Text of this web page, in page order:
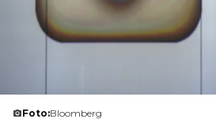
Foto:Bloomberg